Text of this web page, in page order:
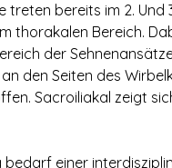
treten bereits im 2.
thorakalen Bereich.
der
den Seiten des
Sacroiliakal zeigt
bedarf einer